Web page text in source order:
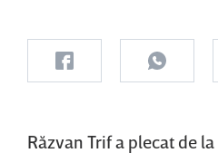
Răzvan Trif a plecat de